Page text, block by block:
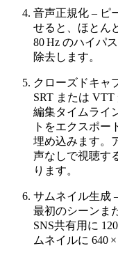
音声正規化 – ピ
せると、ほとん
80 Hz のハイパ
除去します。
クローズドキャ
SRT または VTT
編集タイムライ
トをエクスポー
埋め込みます。
声なしで視聴す
ります。
サムネイル生成
最初のシーンま
SNS共有用に
ムネイルに 640